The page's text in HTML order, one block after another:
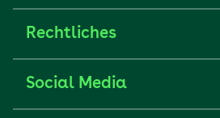
Rechtliches
Social Media